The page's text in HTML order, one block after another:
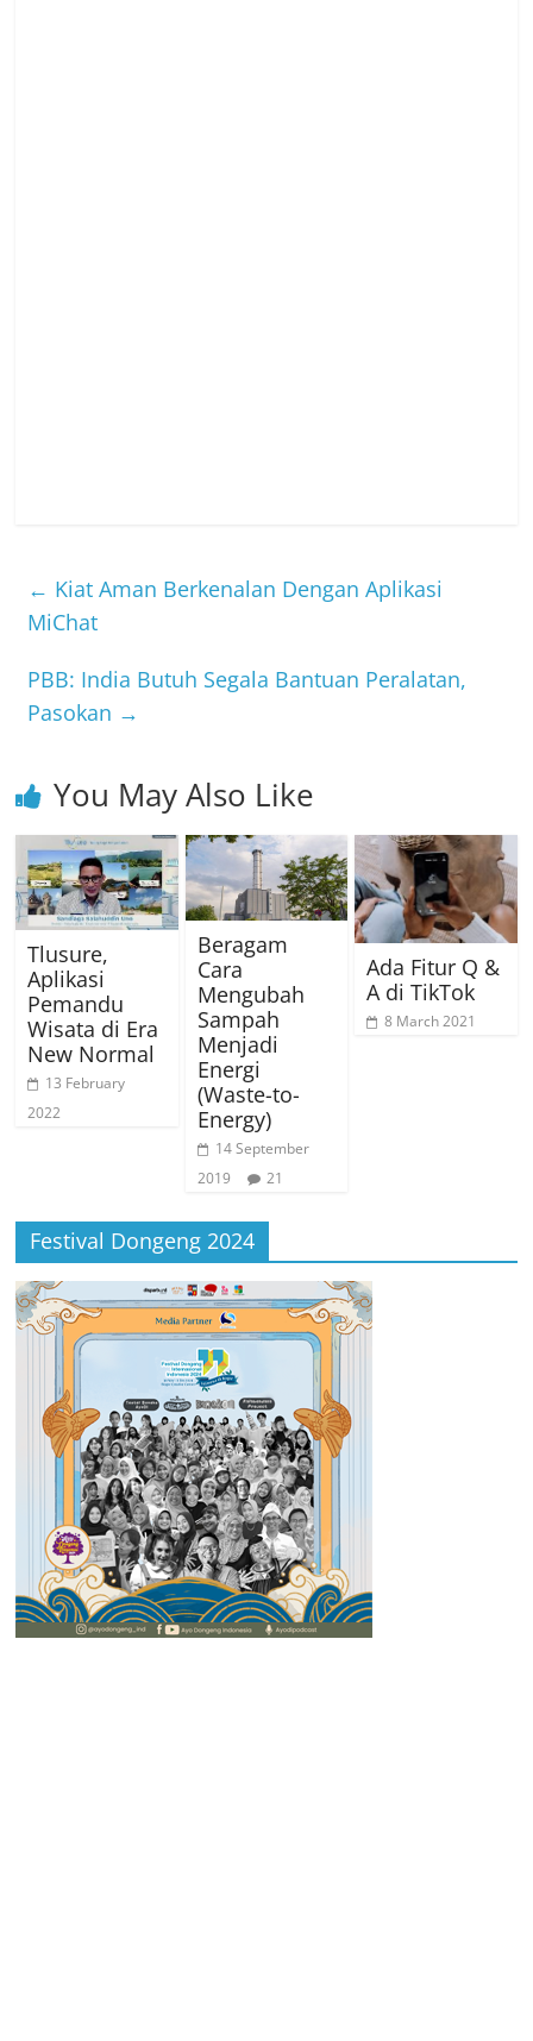
← Kiat Aman Berkenalan Dengan Aplikasi
MiChat
PBB: India Butuh Segala Bantuan Peralatan,
Pasokan →
You May Also Like
Tlusure,
Aplikasi
Pemandu
Wisata di Era
New Normal
13 February
2022
Beragam
Cara
Mengubah
Sampah
Menjadi
Energi
(Waste-to-
Energy)
14 September
2019
21
Ada Fitur Q &
A di TikTok
8 March 2021
Festival Dongeng 2024